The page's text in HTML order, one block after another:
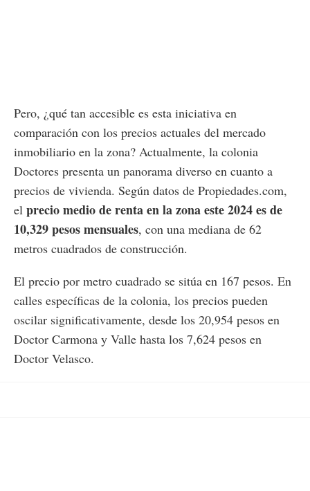
Pero, ¿qué tan accesible es esta iniciativa en
comparación con los precios actuales del mercado
inmobiliario en la zona? Actualmente, la colonia
Doctores presenta un panorama diverso en cuanto a
precios de vivienda. Según datos de Propiedades.com,
el precio medio de renta en la zona este 2024 es de
10,329 pesos mensuales, con una mediana de 62
metros cuadrados de construcción.
El precio por metro cuadrado se sitúa en 167 pesos. En
calles específicas de la colonia, los precios pueden
oscilar significativamente, desde los 20,954 pesos en
Doctor Carmona y Valle hasta los 7,624 pesos en
Doctor Velasco.